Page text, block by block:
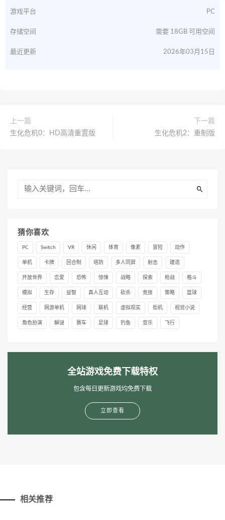
游戏平台 PC
存储空间 需要 18GB 可用空间
最近更新 2026年03月15日
上一篇
生化危机0：HD高清重置版
下一篇
生化危机2：重制版
猜你喜欢
PC Switch VR 休闲 体育 像素 冒险 动作
单机 卡牌 回合制 塔防 多人同屏 射击 建造
开放世界 恋爱 恐怖 惊悚 战略 探索 枪战 格斗
模拟 生存 益智 真人互动 砍杀 竞技 策略 篮球
经营 网游单机 网球 联机 虚拟现实 街机 视觉小说
角色扮演 解谜 赛车 足球 钓鱼 音乐 飞行
全站游戏免费下载特权
包含每日更新游戏均免费下载
立即查看
相关推荐